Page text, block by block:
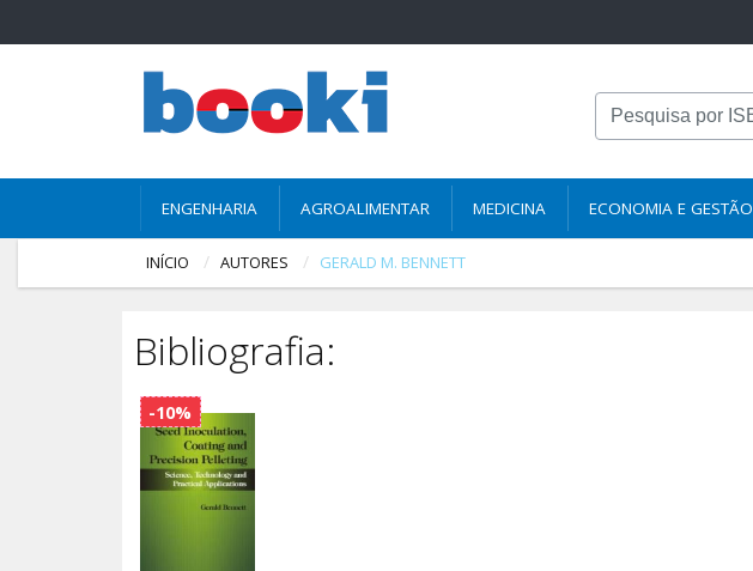
ENGENHARIA AGROALIMENTAR MEDICINA ECONOMIA E GESTÃO
INÍCIO AUTORES GERALD M. BENNETT
Bibliografia:
-10%